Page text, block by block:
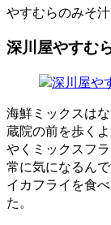
やすむらのみそ
深川屋やすむ
海鮮ミックスは
蔵院の前を歩く
やくミックスフ
常に気になるん
イカフライを食
た。